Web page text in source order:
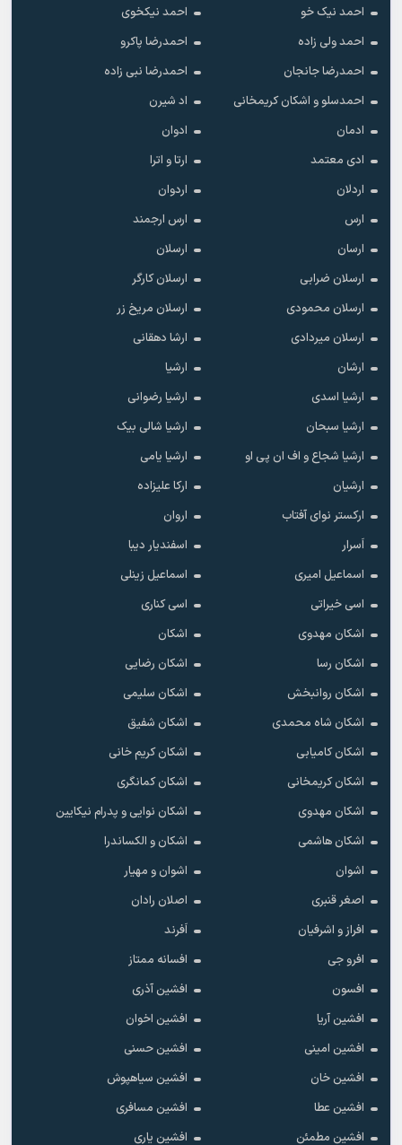
احمد نیک خو
احمد نیکخوی
احمد ولی زاده
احمدرضا پاکرو
احمدرضا جانجان
احمدرضا نبی زاده
احمدسلو و اشکان کریمخانی
اد شیرن
ادمان
ادوان
ادی معتمد
ارتا و اترا
اردلان
اردوان
ارس
ارس ارجمند
ارسان
ارسلان
ارسلان ضرابی
ارسلان کارگر
ارسلان محمودی
ارسلان مریخ زر
ارسلان میردادی
ارشا دهقانی
ارشان
ارشیا
ارشیا اسدی
ارشیا رضوانی
ارشیا سبحان
ارشیا شالی بیک
ارشیا شجاع و اف ان پی او
ارشیا یامی
ارشیان
ارکا علیزاده
ارکستر نوای آفتاب
اروان
اَسرار
اسفندیار دیبا
اسماعیل امیری
اسماعیل زینلی
اسی خیراتی
اسی کناری
اشکان مهدوى
اشکان
اشکان رسا
اشکان رضایی
اشکان روانبخش
اشکان سلیمی
اشکان شاه محمدی
اشکان شفیق
اشکان کامیابی
اشکان کریم خانی
اشکان کریمخانی
اشکان کمانگری
اشکان مهدوی
اشکان نوایی و پدرام نیکایین
اشکان هاشمی
اشکان و الکساندرا
اشوان
اشوان و مهیار
اصغر قنبری
اصلان رادان
افراز و اشرفیان
اَفرند
افرو جی
افسانه ممتاز
افسون
افشین آذری
افشین آریا
افشین اخوان
افشین امینی
افشین حسنی
افشین خان
افشین سیاهپوش
افشین عطا
افشین مسافری
افشین مطمئن
افشین یاری